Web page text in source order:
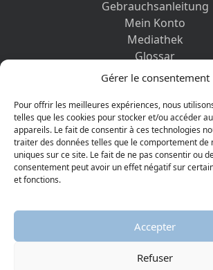
Gérer le consentement
Pour offrir les meilleures expériences, nous
telles que les cookies pour stocker et/ou accéder
appareils. Le fait de consentir à ces technologies
traiter des données telles que le comportement de
uniques sur ce site. Le fait de ne pas consentir ou
consentement peut avoir un effet négatif sur
et fonctions.
Accepter
Refuser
Gebrauchsanleitung
Mein Konto
Mediathek
Glossar
Kontaktformular
Datenschutz-
ENTDECKEN SIE AUCH
© 2026 Protestantisches